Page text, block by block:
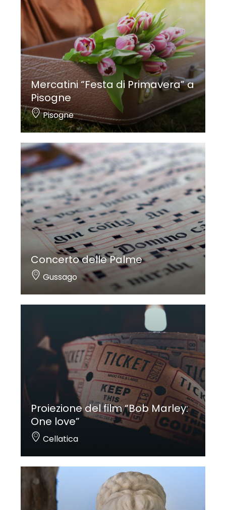
Mercatini “Festa di Primavera” a
Pisogne
Pisogne
Concerto delle Palme
Gussago
Proiezione del film “Bob Marley:
One love”
Cellatica